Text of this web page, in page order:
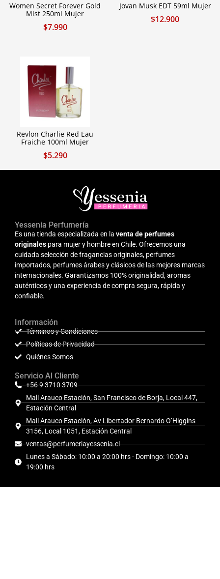
Women Secret Forever Gold
Mist 250ml Mujer
$7.990
Jovan Musk EDT 59ml Mujer
$12.900
Revlon Charlie Red Eau
Fraiche 100ml Mujer
$5.290
Yessenia Perfumería
Es una tienda especializada en la venta de perfumes
originales para mujer y hombre en Chile. Ofrecemos una
cuidada selección de fragancias originales, perfumes
importados, perfumes árabes y clásicos de las mejores marcas
internacionales. Garantizamos 100% originalidad, aromas
auténticos y una experiencia de compra segura, rápida y
confiable.
Información
Términos y Condiciones
Políticas de Privacidad
Quiénes Somos
Servicio Al Cliente
+56 9 3710 3709
Mall Arauco Estación, San Francisco de Borja, Local 447,
Estación Central
Mall Arauco Estación, Av Libertador Bernardo O’Higgins
3156, Local 1051, Estación Central
ventas@perfumeriayessenia.cl
Lunes a Sábado: 10:00 a 20:00 hrs - Domingo: 10:00 a
19:00 hrs